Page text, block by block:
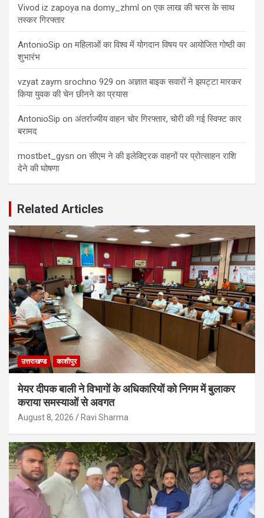
Vivod iz zapoya na domy_zhml onएक लाख की चरस के साथ
तस्कर गिरफ्तार
AntonioSip onमहिलाओं का विश्व में योगदान विषय पर आयोजित गोष्ठी का
शुभारंभ
vzyat zaym srochno 929 on अज्ञात बाइक सवारों ने झपट्टा मारकर
किया युवक की चेन छीनने का प्रयास
AntonioSip on अंतर्राज्यीय वाहन चोर गिरफ्तार, चोरी की गई स्विफ्ट कार
बरामद
mostbet_gysn onसीएम ने की इलेक्ट्रिक वाहनों पर प्रोत्साहन राशि
देने की घोषणा
Related Articles
उत्तराखण्ड काशीपुर
मेयर दीपक बाली ने विभागों के अधिकारियों को निगम में बुलाकर
कराया समस्याओं से अवगत
August 8, 2026 Ravi Sharma